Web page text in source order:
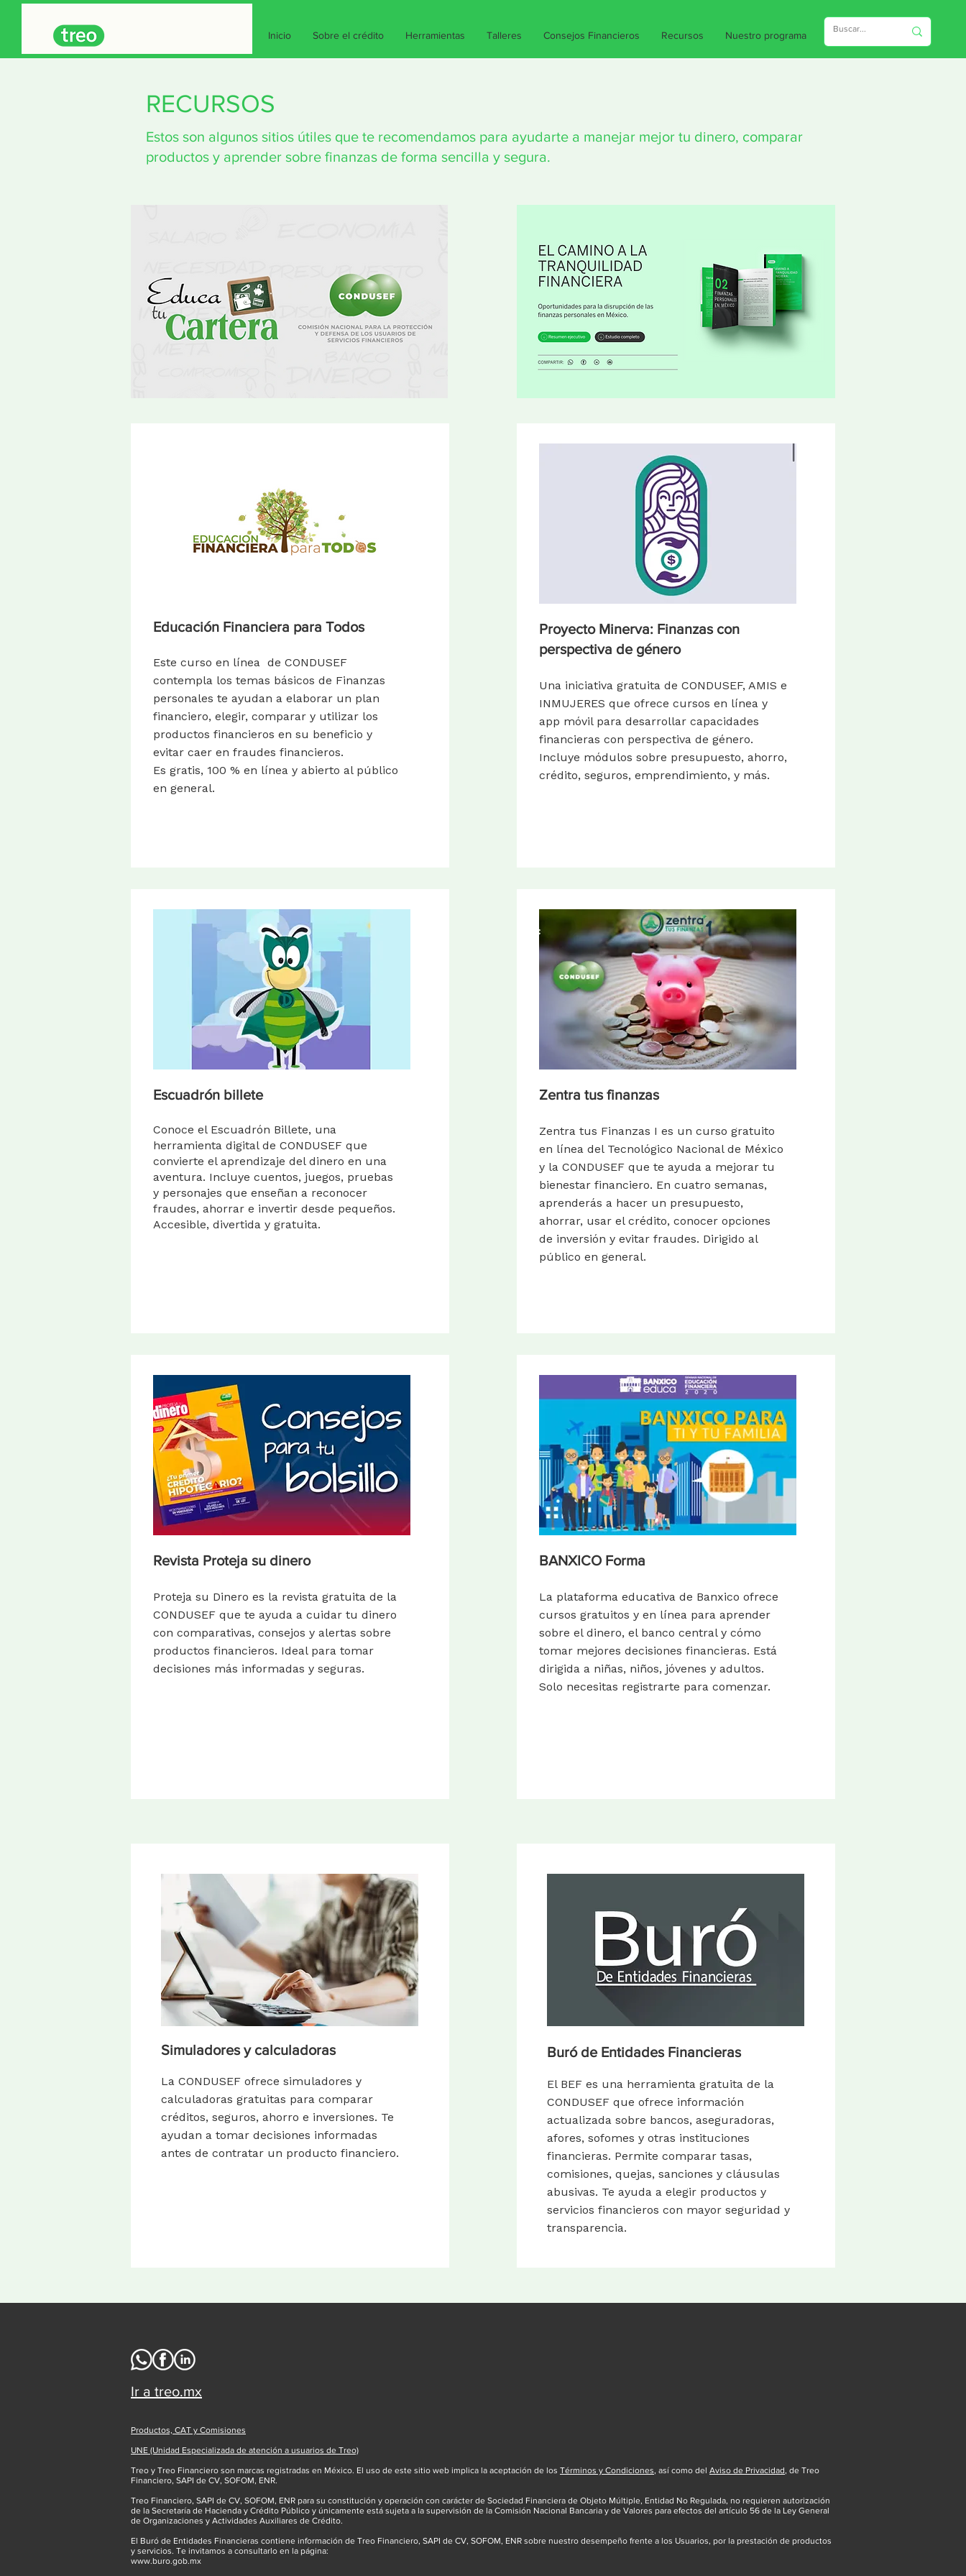
Inicio Sobre el crédito Herramientas Talleres Consejos Financieros Recursos Nuestro programa
RECURSOS
Estos son algunos sitios útiles que te recomendamos para ayudarte a manejar mejor tu dinero, comparar
productos y aprender sobre finanzas de forma sencilla y segura.
Educación Financiera para Todos
Este curso en línea de CONDUSEF
contempla los temas básicos de Finanzas
personales te ayudan a elaborar un plan
financiero, elegir, comparar y utilizar los
productos financieros en su beneficio y
evitar caer en fraudes financieros.
Es gratis, 100 % en línea y abierto al público
en general.
Escuadrón billete
Conoce el Escuadrón Billete, una
herramienta digital de CONDUSEF que
convierte el aprendizaje del dinero en una
aventura. Incluye cuentos, juegos, pruebas
y personajes que enseñan a reconocer
fraudes, ahorrar e invertir desde pequeños.
Accesible, divertida y gratuita.
Revista Proteja su dinero
Proteja su Dinero es la revista gratuita de la
CONDUSEF que te ayuda a cuidar tu dinero
con comparativas, consejos y alertas sobre
productos financieros. Ideal para tomar
decisiones más informadas y seguras.
Proyecto Minerva: Finanzas con
perspectiva de género
Una iniciativa gratuita de CONDUSEF, AMIS e
INMUJERES que ofrece cursos en línea y
app móvil para desarrollar capacidades
financieras con perspectiva de género.
Incluye módulos sobre presupuesto, ahorro,
crédito, seguros, emprendimiento, y más.
Zentra tus finanzas
Zentra tus Finanzas I es un curso gratuito
en línea del Tecnológico Nacional de México
y la CONDUSEF que te ayuda a mejorar tu
bienestar financiero. En cuatro semanas,
aprenderás a hacer un presupuesto,
ahorrar, usar el crédito, conocer opciones
de inversión y evitar fraudes. Dirigido al
público en general.
BANXICO Forma
La plataforma educativa de Banxico ofrece
cursos gratuitos y en línea para aprender
sobre el dinero, el banco central y cómo
tomar mejores decisiones financieras. Está
dirigida a niñas, niños, jóvenes y adultos.
Solo necesitas registrarte para comenzar.
Simuladores y calculadoras
La CONDUSEF ofrece simuladores y
calculadoras gratuitas para comparar
créditos, seguros, ahorro e inversiones. Te
ayudan a tomar decisiones informadas
antes de contratar un producto financiero.
Buró de Entidades Financieras
El BEF es una herramienta gratuita de la
CONDUSEF que ofrece información
actualizada sobre bancos, aseguradoras,
afores, sofomes y otras instituciones
financieras. Permite comparar tasas,
comisiones, quejas, sanciones y cláusulas
abusivas. Te ayuda a elegir productos y
servicios financieros con mayor seguridad y
transparencia.
Ir a treo.mx
Productos, CAT y Comisiones
UNE (Unidad Especializada de atención a usuarios de Treo)
Treo y Treo Financiero son marcas registradas en México. El uso de este sitio web implica la aceptación de los Términos y Condiciones, así como del Aviso de Privacidad, de Treo
Financiero, SAPI de CV, SOFOM, ENR.
Treo Financiero, SAPI de CV, SOFOM, ENR para su constitución y operación con carácter de Sociedad Financiera de Objeto Múltiple, Entidad No Regulada, no requieren autorización
de la Secretaría de Hacienda y Crédito Público y únicamente está sujeta a la supervisión de la Comisión Nacional Bancaria y de Valores para efectos del artículo 56 de la Ley General
de Organizaciones y Actividades Auxiliares de Crédito.
El Buró de Entidades Financieras contiene información de Treo Financiero, SAPI de CV, SOFOM, ENR sobre nuestro desempeño frente a los Usuarios, por la prestación de productos
y servicios. Te invitamos a consultarlo en la página:
www.buro.gob.mx